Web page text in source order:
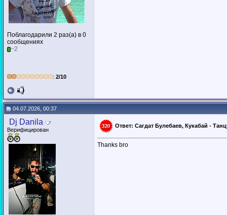
Поблагодарили 2 раз(а) в 0
сообщениях
~2
: 2/10
04.07.2026, 00:37
Dj Danila
Верифицирован
Ответ: Сагдат Булебаев, Кукабай -
Thanks bro